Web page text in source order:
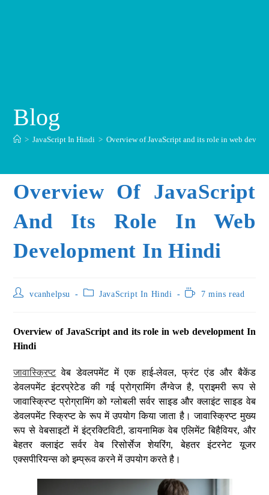
Blog
> JavaScript In Hindi > Overview of JavaScript and its role in web
Overview Of JavaScript
And Its Role In Web
Development In Hindi
vcanhelpsu JavaScript In Hindi 7 mins read
Overview of JavaScript and its role in web development In
Hindi
जावास्क्रिप्टवेब डेवलपमेंट में एक हाई-लेवल, फ्रंट एंड और बैकेंड
डेवलपमेंट इंटरप्रेटेड की गई प्रोग्रामिंग लैंग्वेज है, प्राइमरी रूप से
जावास्क्रिप्ट प्रोग्रामिंग को ग्लोबली सर्वर साइड और क्लाइंट साइड वेब
डेवलपमेंट स्क्रिप्ट के रूप में उपयोग किया जाता है। जावास्क्रिप्ट मुख्य
रूप से वेबसाइटों में इंट्रक्टिविटी, डायनामिक वेब एलिमेंट बिहैवियर, और
बेहतर क्लाइंट सर्वर वेब रिसोर्सेज शेयरिंग, बेहतर इंटरनेट यूजर
एक्सपीरियन्स को इम्प्रूव करने में उपयोग करते है।